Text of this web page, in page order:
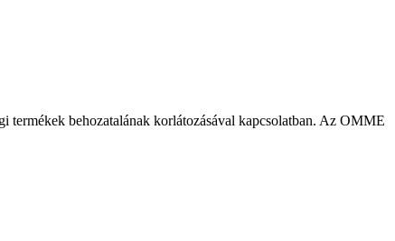
termékek behozatalának korlátozásával kapcsolatban. Az OMME